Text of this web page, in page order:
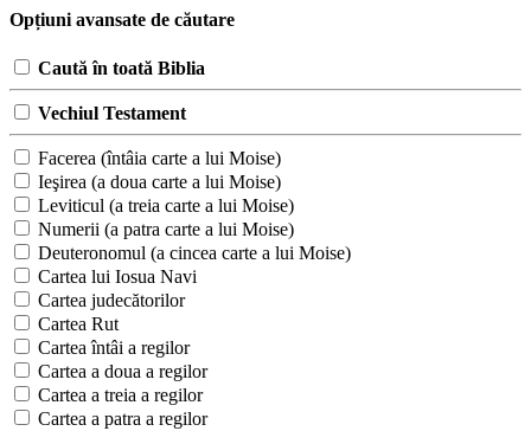
Opțiuni avansate de căutare
Caută în toată Biblia
Vechiul Testament
Facerea (întâia carte a lui Moise)
Ieşirea (a doua carte a lui Moise)
Leviticul (a treia carte a lui Moise)
Numerii (a patra carte a lui Moise)
Deuteronomul (a cincea carte a lui Moise)
Cartea lui Iosua Navi
Cartea judecătorilor
Cartea Rut
Cartea întâi a regilor
Cartea a doua a regilor
Cartea a treia a regilor
Cartea a patra a regilor